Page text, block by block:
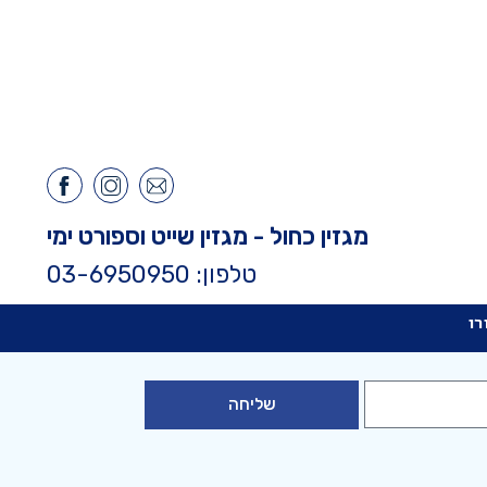
מגזין כחול - מגזין שייט וספורט ימי
טלפון: 03-6950950
שליחה